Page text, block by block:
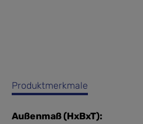
Produktmerkmale
Außenmaß (HxBxT):